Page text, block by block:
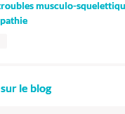
musculo-
le blog